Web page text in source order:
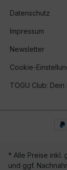
Datenschutz
Impressum
Newsletter
Cookie-
TOGU Club:
* Alle Preise inkl.
und ggf.